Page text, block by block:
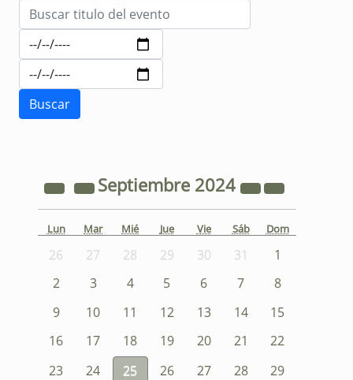
Septiembre 2024
Lun Mar Mié Jue Vie Sáb Dom
26 27 28 29 30 31
1
2
3 4 5 6 7
8
9
10 11 12 13 14
15
16
17 18 19 20 21
22
23
24 25 26 27 28
29